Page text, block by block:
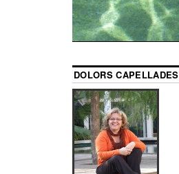
DOLORS CAPELLADES